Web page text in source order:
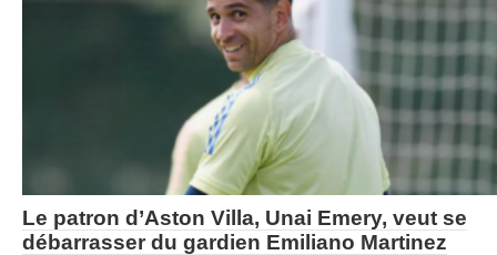
Le patron d’Aston Villa, Unai Emery, veut se
débarrasser du gardien Emiliano Martinez